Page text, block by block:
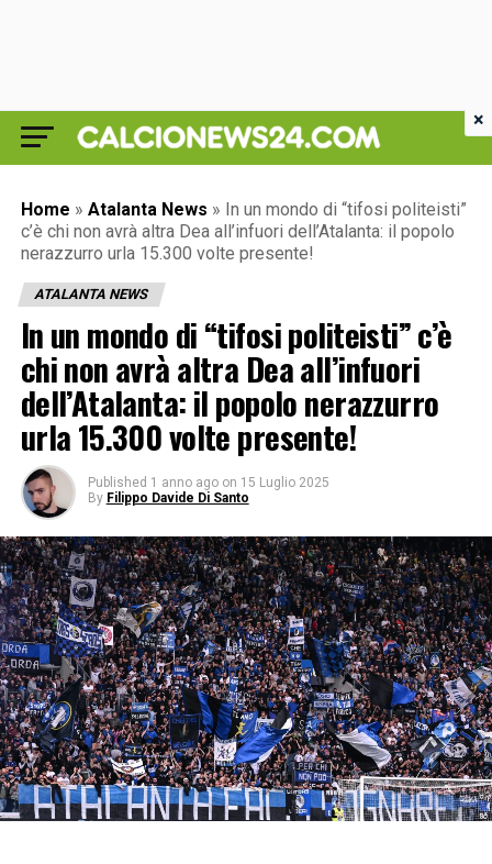
Home » Atalanta News » In un mondo di “tifosi politeisti”
c’è chi non avrà altra Dea all’infuori dell’Atalanta: il popolo
nerazzurro urla 15.300 volte presente!
ATALANTA NEWS
In un mondo di “tifosi politeisti” c’è
chi non avrà altra Dea all’infuori
dell’Atalanta: il popolo nerazzurro
urla 15.300 volte presente!
Published 1 anno ago on 15 Luglio 2025
By Filippo Davide Di Santo
×